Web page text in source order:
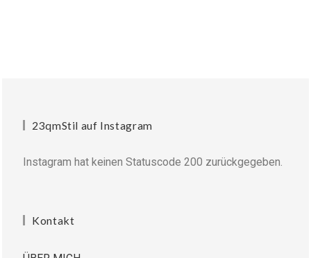
23qmStil auf Instagram
Instagram hat keinen Statuscode 200 zurückgegeben.
Kontakt